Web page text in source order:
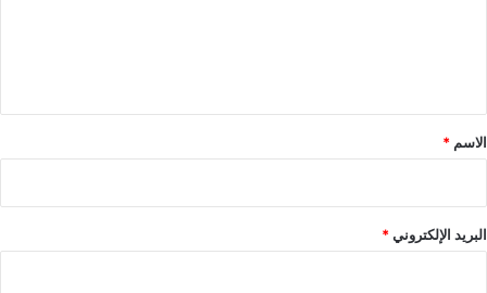
*
الاسم *
البريد الإلكتروني*